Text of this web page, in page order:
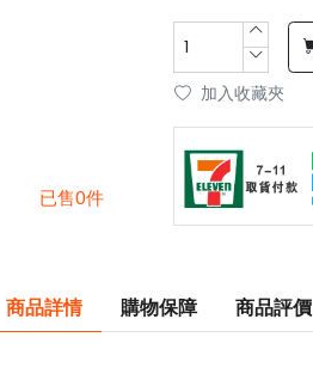
已售0件
加入收藏夾
商品詳情 購物保障 商品評價